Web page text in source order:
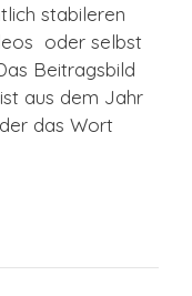
stabileren
oder selbst
Beitragsbild
aus dem Jahr
das Wort